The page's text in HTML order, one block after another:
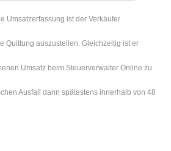
Umsatzerfassung ist der Verkäufer
Quittung auszustellen. Gleichzeitig ist er
Umsatz beim Steuerverwalter Online zu
Ausfall dann spätestens innerhalb von 48